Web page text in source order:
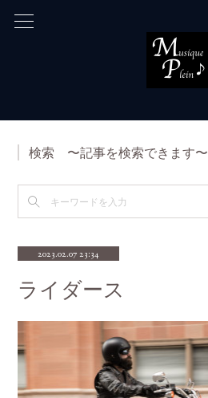
検索 〜記事を検索できます〜
2023.02.07 23:34
ライダース